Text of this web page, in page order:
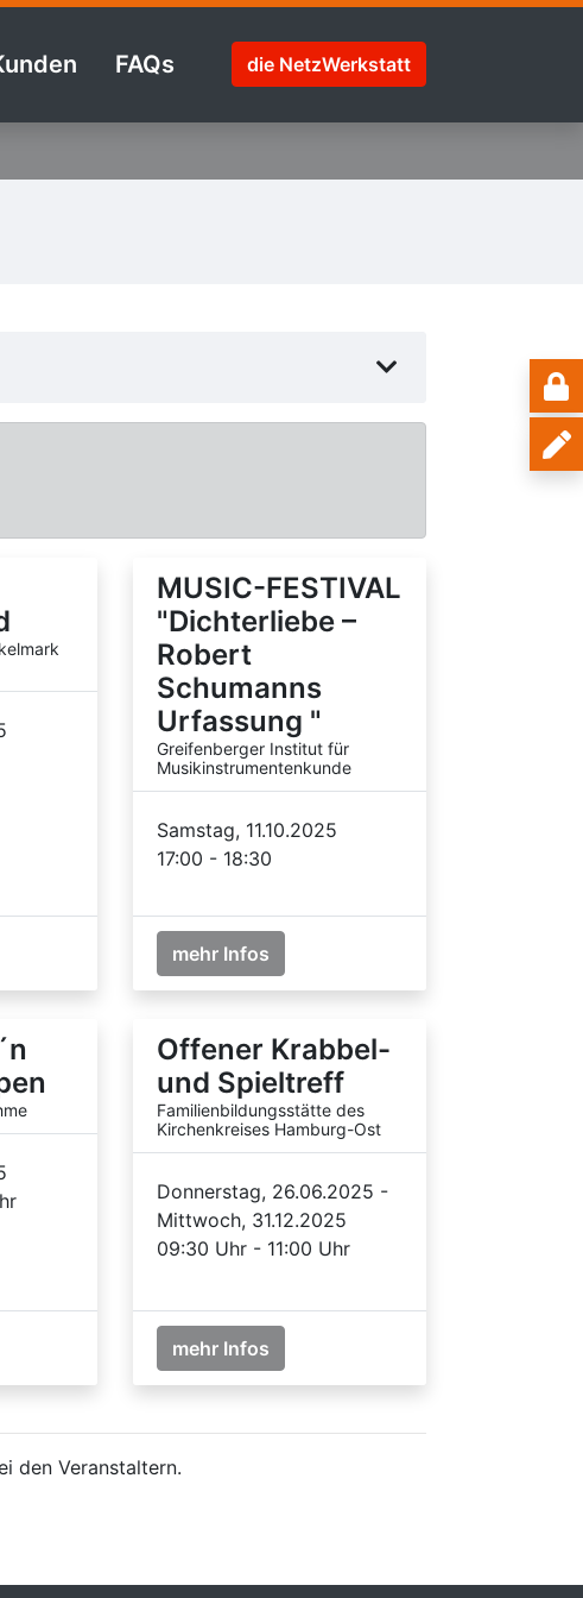
FAQs die NetzWerkstatt
MUSIC-FESTIVAL
"Dichterliebe –
Robert
Schumanns
Urfassung "
Greifenberger Institut für
Musikinstrumentenkunde
Samstag, 11.10.2025
17:00 - 18:30
mehr Infos
Offener Krabbel-
und Spieltreff
Familienbildungsstätte des
Kirchenkreises Hamburg-Ost
Donnerstag, 26.06.2025 -
Mittwoch, 31.12.2025
09:30 Uhr - 11:00 Uhr
mehr Infos
den Veranstaltern.